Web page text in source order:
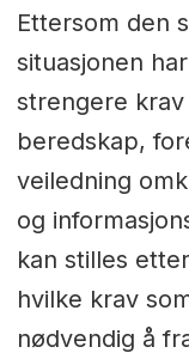
Ettersom den
situasjonen
strengere
beredskap,
veiledning
og
kan stilles
hvilke krav
nødvendig å